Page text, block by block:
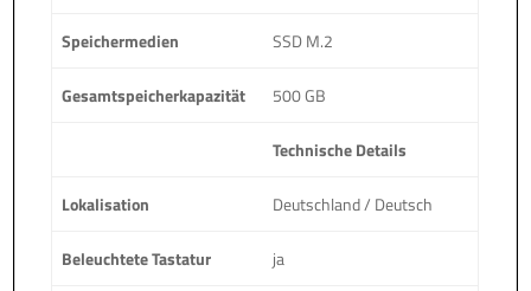
Speichermedien SSD M.2
Gesamtspeicherkapazität 500 GB
Technische Details
Lokalisation Deutschland / Deutsch
Beleuchtete Tastatur ja